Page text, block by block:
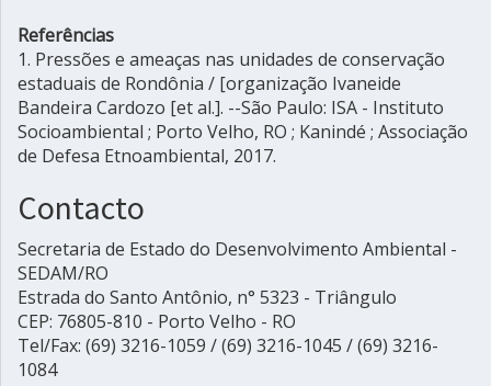
Referências
1. Pressões e ameaças nas unidades de conservação
estaduais de Rondônia / [organização Ivaneide
Bandeira Cardozo [et al.]. --São Paulo: ISA - Instituto
Socioambiental ; Porto Velho, RO ; Kanindé ; Associação
de Defesa Etnoambiental, 2017.
Contacto
Secretaria de Estado do Desenvolvimento Ambiental -
SEDAM/RO
Estrada do Santo Antônio, n° 5323 - Triângulo
CEP: 76805-810 - Porto Velho - RO
Tel/Fax: (69) 3216-1059 / (69) 3216-1045 / (69) 3216-
1084